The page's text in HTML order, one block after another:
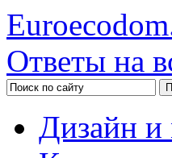
Ответы на
Дизайн и